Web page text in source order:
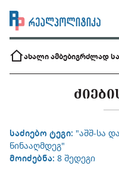
ახალი ამბებიგრძლად
საძიებო ტეგი: "აშშ-სა
წინააღმდეგ"
მოიძებნა: 8 შედეგი